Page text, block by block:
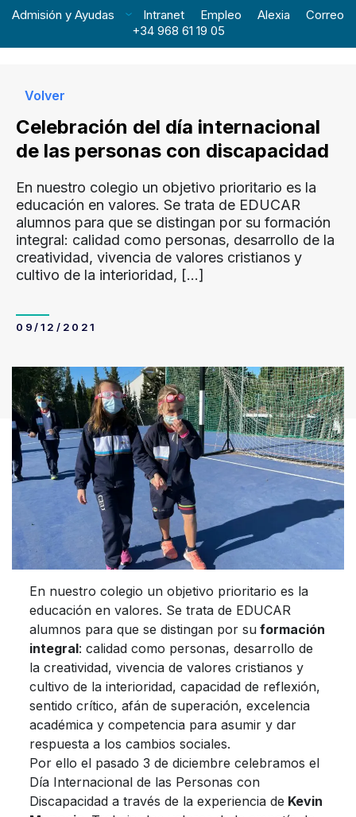
Admisión y Ayudas Intranet Empleo Alexia
Correo
+34 968 61 19 05
Volver
Celebración del día internacional
de las personas con discapacidad
En nuestro colegio un objetivo prioritario es la
educación en valores. Se trata de EDUCAR
alumnos para que se distingan por su formación
integral: calidad como personas, desarrollo de la
creatividad, vivencia de valores cristianos y
cultivo de la interioridad, […]
09/12/2021
En nuestro colegio un objetivo prioritario es la
educación en valores. Se trata de EDUCAR
alumnos para que se distingan por suformación
integral: calidad como personas, desarrollo de
la creatividad, vivencia de valores cristianos y
cultivo de la interioridad, capacidad de reflexión,
sentido crítico, afán de superación, excelencia
académica y competencia para asumir y dar
respuesta a los cambios sociales.
Por ello el pasado 3 de diciembre celebramos el
Día Internacional de las Personas con
Discapacidad a través de la experiencia de Kevin